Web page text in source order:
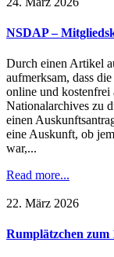
NSDAP –
Durch einen Artikel
aufmerksam, dass
online und kostenfrei
Nationalarchives zu
einen
eine Auskunft, ob
war,...
Read more...
22. März 2026
Rumplätzchen zum